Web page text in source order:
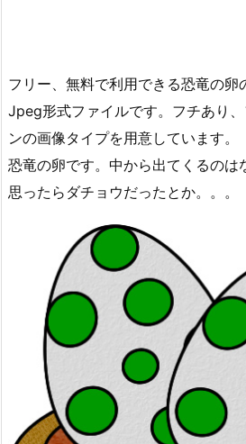
フリー、無料で利用できる恐竜の卵
Jpeg形式ファイルです。フチあり
ンの画像タイプを用意しています。
恐竜の卵です。中から出てくるのは
思ったらダチョウだったとか。。。